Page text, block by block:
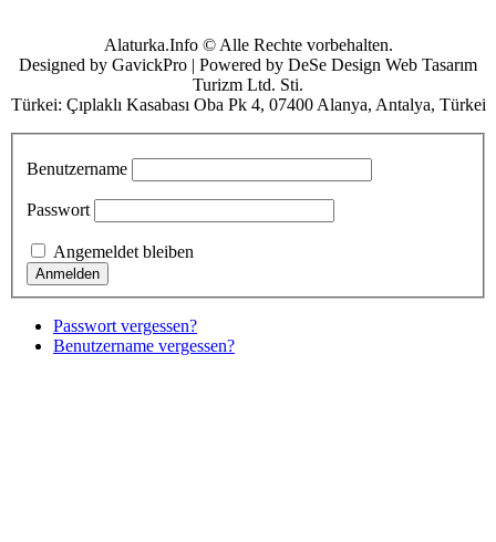
Alaturka.Info © Alle Rechte vorbehalten.
Designed by GavickPro | Powered by DeSe Design Web Tasarım
Turizm Ltd. Sti.
Türkei: Çıplaklı Kasabası Oba Pk 4, 07400 Alanya, Antalya, Türkei
Benutzername
Passwort
Angemeldet bleiben
Passwort vergessen?
Benutzername vergessen?